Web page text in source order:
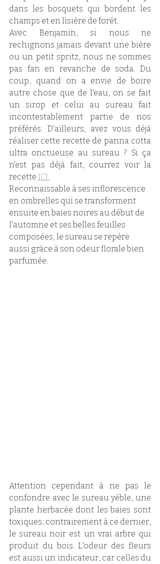
dans les bosquets qui bordent les
champs et en lisière de forêt.
Avec Benjamin, si nous ne
rechignons jamais devant une bière
ou un petit spritz, nous ne sommes
pas fan en revanche de soda. Du
coup, quand on a envie de boire
autre chose que de l'eau, on se fait
un sirop et celui au sureau fait
incontestablement partie de nos
préférés. D'ailleurs, avez vous déjà
réaliser cette recette de panna cotta
ultra onctueuse au sureau ? Si ça
n'est pas déjà fait, courrez voir la
recette ICI.
Reconnaissable à ses inflorescence
en ombrelles qui se transforment
ensuite en baies noires au début de
l'automne et ses belles feuilles
composées, le sureau se repère
aussi grâce à son odeur florale bien
parfumée.
Attention cependant à ne pas le
confondre avec le sureau yèble, une
plante herbacée dont les baies sont
toxiques; contrairement à ce dernier,
le sureau noir est un vrai arbre qui
produit du bois. L'odeur des fleurs
est aussi un indicateur, car celles du